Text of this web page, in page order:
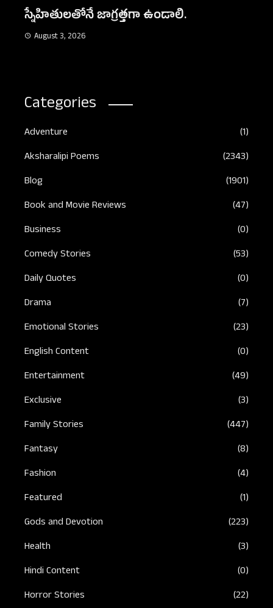
నిజమైన స్నేహం
August 3, 2026
Categories
Adventure
(1)
Aksharalipi Poems
(2343)
Blog
(1901)
Book and Movie Reviews
(47)
Business
(0)
Comedy Stories
(53)
Daily Quotes
(0)
Drama
(7)
Emotional Stories
(23)
English Content
(0)
Entertainment
(49)
Exclusive
(3)
Family Stories
(447)
Fantasy
(8)
Fashion
(4)
Featured
(1)
Gods and Devotion
(223)
Health
(3)
Hindi Content
(0)
Horror Stories
(22)